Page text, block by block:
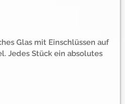
Glas mit Einschlüssen auf
Jedes Stück ein absolutes